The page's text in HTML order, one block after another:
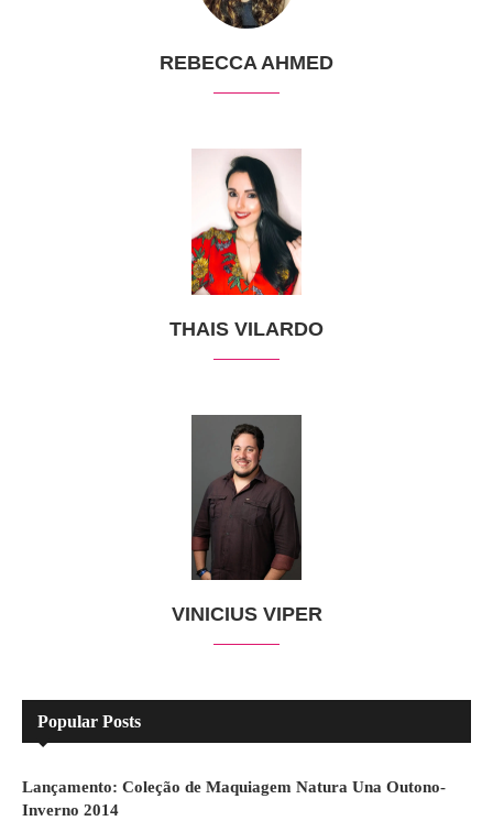
REBECCA AHMED
THAIS VILARDO
VINICIUS VIPER
Popular Posts
Lançamento: Coleção de Maquiagem Natura Una Outono-
Inverno 2014